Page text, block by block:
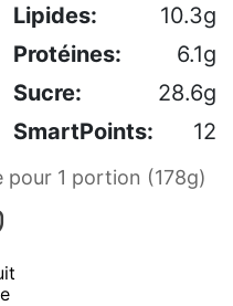
Lipides:
10.3g
Protéines:
6.1g
Sucre:
28.6g
SmartPoints: 12
1 portion (178g)